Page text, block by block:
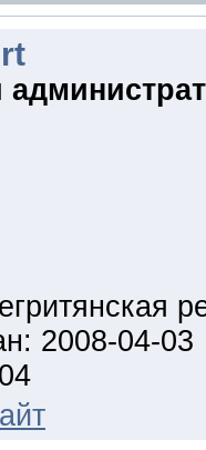
2008-04-03